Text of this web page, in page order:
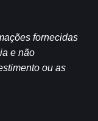
fornecidas
e não
ou as